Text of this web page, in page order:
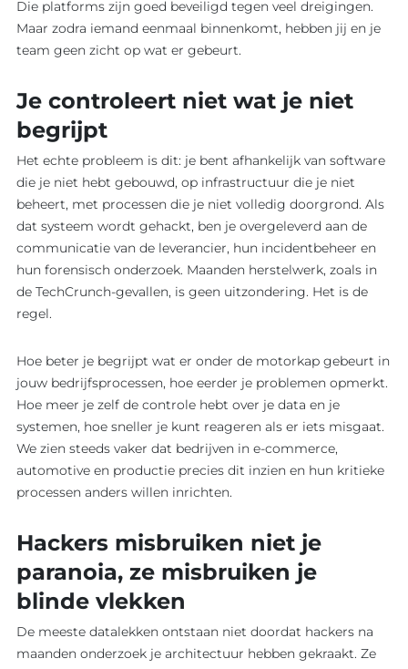
Die platforms zijn goed beveiligd tegen veel dreigingen.
Maar zodra iemand eenmaal binnenkomt, hebben jij en je
team geen zicht op wat er gebeurt.
Je controleert niet wat je niet
begrijpt
Het echte probleem is dit: je bent afhankelijk van software
die je niet hebt gebouwd, op infrastructuur die je niet
beheert, met processen die je niet volledig doorgrond. Als
dat systeem wordt gehackt, ben je overgeleverd aan de
communicatie van de leverancier, hun incidentbeheer en
hun forensisch onderzoek. Maanden herstelwerk, zoals in
de TechCrunch-gevallen, is geen uitzondering. Het is de
regel.
Hoe beter je begrijpt wat er onder de motorkap gebeurt in
jouw bedrijfsprocessen, hoe eerder je problemen opmerkt.
Hoe meer je zelf de controle hebt over je data en je
systemen, hoe sneller je kunt reageren als er iets misgaat.
We zien steeds vaker dat bedrijven in e-commerce,
automotive en productie precies dit inzien en hun kritieke
processen anders willen inrichten.
Hackers misbruiken niet je
paranoia, ze misbruiken je
blinde vlekken
De meeste datalekken ontstaan niet doordat hackers na
maanden onderzoek je architectuur hebben gekraakt. Ze